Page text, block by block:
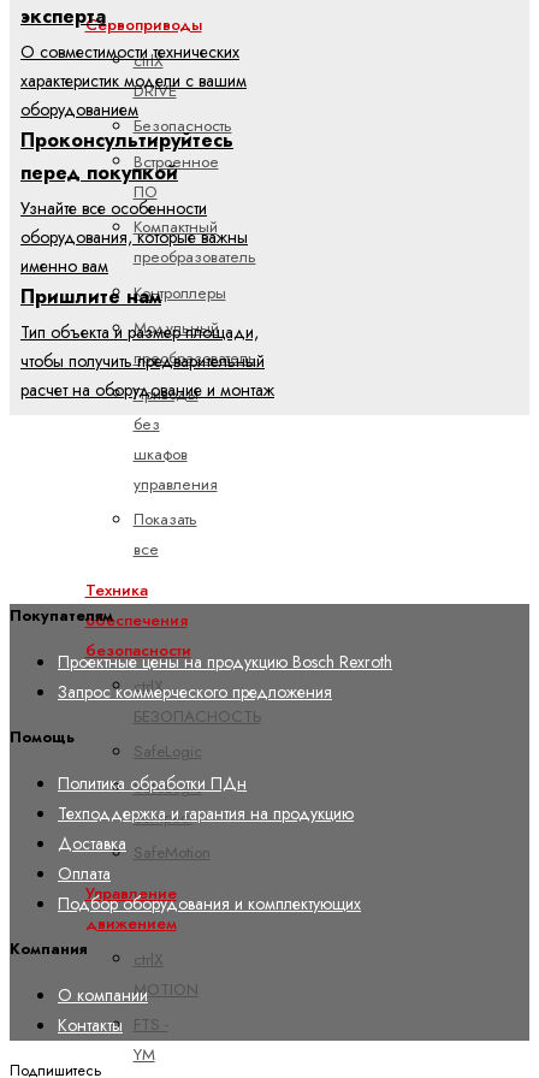
Сервоприводы
ctrlX
DRIVE
Безопасность
Встроенное
ПО
Компактный
преобразователь
Контроллеры
Модульный
преобразователь
Приводы
без
шкафов
управления
Показать
все
Техника
обеспечения
безопасности
ctrlX
БЕЗОПАСНОСТЬ
SafeLogic
SafeLogic
compact
SafeMotion
Управление
движением
ctrlX
MOTION
FTS -
YM
эксперта
О совместимости технических
характеристик модели с вашим
оборудованием
Проконсультируйтесь
перед покупкой
Узнайте все особенности
оборудования, которые важны
именно вам
Пришлите нам
Тип объекта и размер площади,
чтобы получить предварительный
расчет на оборудование и монтаж
Покупателям
Проектные цены на продукцию Bosch Rexroth
Запрос коммерческого предложения
Помощь
Политика обработки ПДн
Техподдержка и гарантия на продукцию
Доставка
Оплата
Подбор оборудования и комплектующих
Компания
О компании
Контакты
Подпишитесь